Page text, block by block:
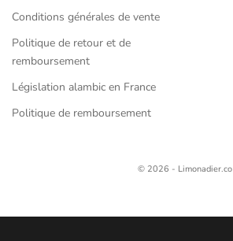
Conditions générales de vente
Politique de retour et de
remboursement
Législation alambic en France
Politique de remboursement
© 2026 - Limonadier.co